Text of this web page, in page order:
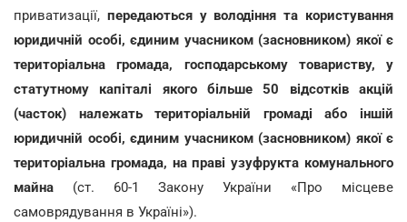
приватизації, передаються у володіння та користування
юридичній особі, єдиним учасником (засновником) якої є
територіальна громада, господарському товариству, у
статутному капіталі якого більше 50 відсотків акцій
(часток) належать територіальній громаді або іншій
юридичній особі, єдиним учасником (засновником) якої є
територіальна громада, на праві узуфрукта комунального
майна (ст. 60-1 Закону України «Про місцеве
самоврядування в Україні»).